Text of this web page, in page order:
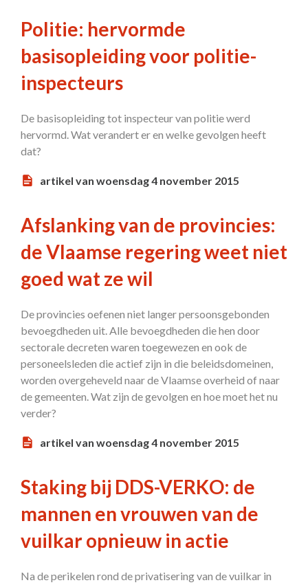
Politie: hervormde
basisopleiding voor politie-
inspecteurs
De basisopleiding tot inspecteur van politie werd
hervormd. Wat verandert er en welke gevolgen heeft
dat?
artikel van woensdag 4 november 2015
Afslanking van de provincies:
de Vlaamse regering weet niet
goed wat ze wil
De provincies oefenen niet langer persoonsgebonden
bevoegdheden uit. Alle bevoegdheden die hen door
sectorale decreten waren toegewezen en ook de
personeelsleden die actief zijn in die beleidsdomeinen,
worden overgeheveld naar de Vlaamse overheid of naar
de gemeenten. Wat zijn de gevolgen en hoe moet het nu
verder?
artikel van woensdag 4 november 2015
Staking bij DDS-VERKO: de
mannen en vrouwen van de
vuilkar opnieuw in actie
Na de perikelen rond de privatisering van de vuilkar in